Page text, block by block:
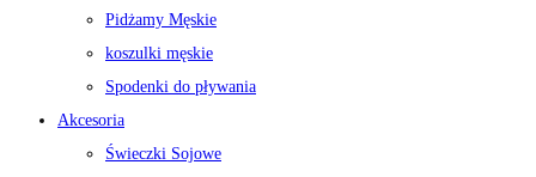
Pidżamy Męskie
koszulki męskie
Spodenki do pływania
Akcesoria
Świeczki Sojowe